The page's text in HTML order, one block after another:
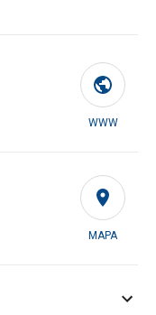
WWW
MAPA